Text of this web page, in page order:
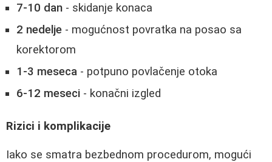
7-10 dan - skidanje konaca
2 nedelje - mogućnost povratka na posao sa
korektorom
1-3 meseca - potpuno povlačenje otoka
6-12 meseci - konačni izgled
Rizici i komplikacije
Iako se smatra bezbednom procedurom, mogući